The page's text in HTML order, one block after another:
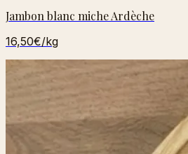
Jambon blanc miche Ardèche
16,50€/kg